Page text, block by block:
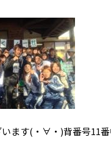
ます(・∀・)背番号11番